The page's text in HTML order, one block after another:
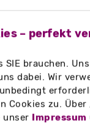
– perfekt
brauchen.
dabei. Wir
Cookies zu.
unser Impressum